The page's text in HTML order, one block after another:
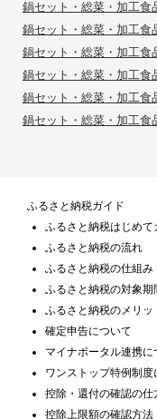
鍋セット・総菜・加工食
鍋セット・総菜・加工食
鍋セット・総菜・加工食
鍋セット・総菜・加工食
鍋セット・総菜・加工食
鍋セット・総菜・加工食
ふるさと納税ガイド
ふるさと納税はじめて
ふるさと納税の流れ
ふるさと納税の仕組み
ふるさと納税の対象期
ふるさと納税のメリッ
確定申告について
マイナポータル連携に
ワンストップ特例制度
控除・還付の確認の仕
控除上限額の確認方法